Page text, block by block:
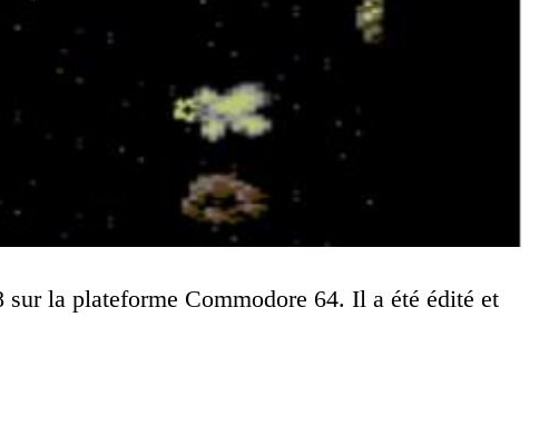
la plateforme Commodore 64. Il a été édité et